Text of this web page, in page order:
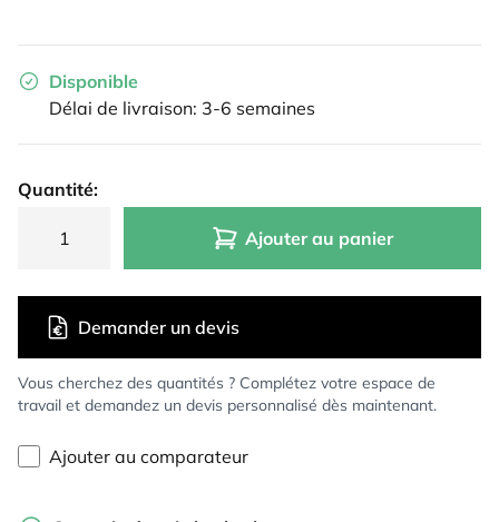
Disponible
Délai de livraison: 3-6 semaines
Quantité:
Ajouter au panier
Vous cherchez des quantités ? Complétez votre espace de
travail et demandez un devis personnalisé dès maintenant.
Demander un devis
Ajouter au comparateur